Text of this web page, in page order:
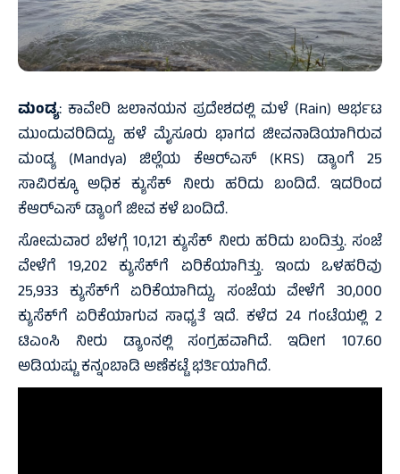
ಮಂಡ್ಯ: ಕಾವೇರಿ ಜಲಾನಯನ ಪ್ರದೇಶದಲ್ಲಿ ಮಳೆ (Rain) ಆರ್ಭಟ
ಮುಂದುವರಿದಿದ್ದು, ಹಳೆ ಮೈಸೂರು ಭಾಗದ ಜೀವನಾಡಿಯಾಗಿರುವ
ಮಂಡ್ಯ (Mandya) ಜಿಲ್ಲೆಯ ಕೆಆರ್‌ಎಸ್ (KRS) ಡ್ಯಾಂಗೆ 25
ಸಾವಿರಕ್ಕೂ ಅಧಿಕ ಕ್ಯುಸೆಕ್ ನೀರು ಹರಿದು ಬಂದಿದೆ. ಇದರಿಂದ
ಕೆಆರ್‌ಎಸ್ ಡ್ಯಾಂಗೆ ಜೀವ ಕಳೆ ಬಂದಿದೆ.
ಸೋಮವಾರ ಬೆಳಗ್ಗೆ 10,121 ಕ್ಯುಸೆಕ್ ನೀರು ಹರಿದು ಬಂದಿತ್ತು. ಸಂಜೆ
ವೇಳೆಗೆ 19,202 ಕ್ಯುಸೆಕ್‌ಗೆ ಏರಿಕೆಯಾಗಿತ್ತು. ಇಂದು ಒಳಹರಿವು
25,933 ಕ್ಯುಸೆಕ್‌ಗೆ ಏರಿಕೆಯಾಗಿದ್ದು, ಸಂಜೆಯ ವೇಳೆಗೆ 30,000
ಕ್ಯುಸೆಕ್‌ಗೆ ಏರಿಕೆಯಾಗುವ ಸಾಧ್ಯತೆ ಇದೆ. ಕಳೆದ 24 ಗಂಟೆಯಲ್ಲಿ 2
ಟಿಎಂಸಿ ನೀರು ಡ್ಯಾಂನಲ್ಲಿ ಸಂಗ್ರಹವಾಗಿದೆ. ಇದೀಗ 107.60
ಅಡಿಯಷ್ಟು ಕನ್ನಂಬಾಡಿ ಅಣೆಕಟ್ಟೆ ಭರ್ತಿಯಾಗಿದೆ.